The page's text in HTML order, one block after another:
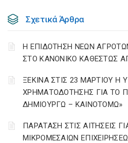
Σχετικά Άρθρα
Η ΕΠΙΔΟΤΗΣΗ ΝΕΩΝ
ΣΤΟ ΚΑΝΟΝΙΚΟ ΚΑΘΕΣΤΩΣ
ΞΕΚΙΝΑ ΣΤΙΣ 23 ΜΑΡΤΙΟΥ Η
ΧΡΗΜΑΤΟΔΟΤΗΣΗΣ ΓΙΑ ΤΟ
ΔΗΜΙΟΥΡΓΩ – ΚΑΙΝΟΤΟΜΩ»
ΠΑΡΑΤΑΣΗ ΣΤΙΣ ΑΙΤΗΣΕΙΣ
ΜΙΚΡΟΜΕΣΑΙΩΝ